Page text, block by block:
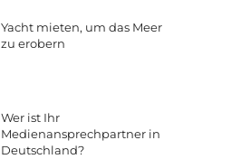
Yacht mieten, um das Meer
zu erobern
Wer ist Ihr
Medienansprechpartner in
Deutschland?